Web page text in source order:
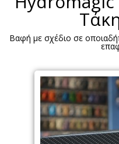
Βαφή με σχέδιο σε